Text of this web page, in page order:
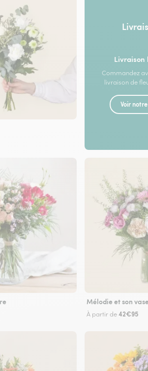
Livraison
Commandez
livraison de
Voir
Mélodie et son
À partir de42€95